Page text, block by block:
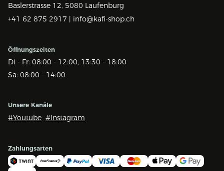
Baslerstrasse 12, 5080 Laufenburg
+41 62 875 2917 |
info@kafi-shop.ch
Öffnungszeiten
Di - Fr: 08:00 - 12:00, 13:30 - 18:00
Sa: 08:00 - 14:00
Unsere Kanäle
#Youtube #Instagram
Zahlungsarten